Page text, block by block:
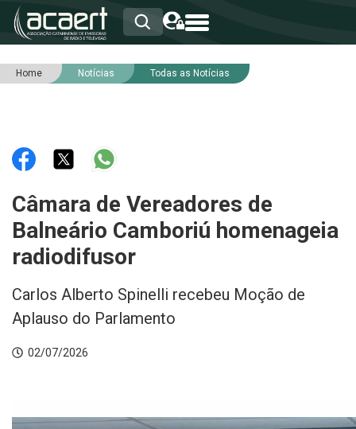
HOME
RNA
NOTÍCIAS
SERVIÇOS
INTEGRIDADE
Home Notícias Todas as Notícias
Câmara de Vereadores de
Balneário Camboriú homenageia
radiodifusor
Carlos Alberto Spinelli recebeu Moção de
Aplauso do Parlamento
02/07/2026